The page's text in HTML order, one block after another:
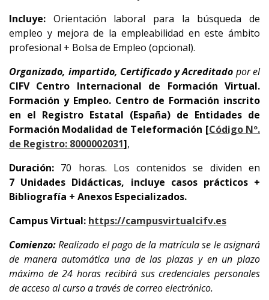
Incluye: Orientación laboral para la búsqueda de
empleo y mejora de la empleabilidad en este ámbito
profesional + Bolsa de Empleo (opcional).
Organizado, impartido, Certificado y Acreditado por el
CIFV Centro Internacional de Formación Virtual.
Formación y Empleo. Centro de Formación inscrito
en el Registro Estatal (España) de Entidades de
Formación Modalidad de Teleformación [Código Nº.
de Registro: 8000002031],
Duración: 70 horas. Los contenidos se dividen en
7 Unidades Didácticas, incluye casos prácticos +
Bibliografía + Anexos Especializados.
Campus Virtual: https://campusvirtualcifv.es
Comienzo:Realizado el pago de la matrícula se le asignará
de manera automática una de las plazas y en un plazo
máximo de 24 horas recibirá sus credenciales personales
de acceso al curso a través de correo electrónico.